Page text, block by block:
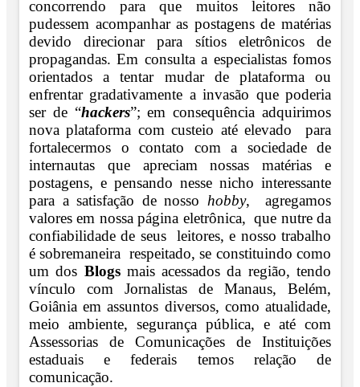
concorrendo para que muitos leitores não
pudessem acompanhar as postagens de matérias
devido direcionar para sítios eletrônicos de
propagandas. Em consulta a especialistas fomos
orientados a tentar mudar de plataforma ou
enfrentar gradativamente a invasão que poderia
ser de “hackers”; em consequência adquirimos
nova plataforma com custeio até elevado para
fortalecermos o contato com a sociedade de
internautas que apreciam nossas matérias e
postagens, e pensando nesse nicho interessante
para a satisfação de nosso hobby, agregamos
valores em nossa página eletrônica, que nutre da
confiabilidade de seus leitores, e nosso trabalho
é sobremaneira respeitado, se constituindo como
um dos Blogsmais acessados da região, tendo
vínculo com Jornalistas de Manaus, Belém,
Goiânia em assuntos diversos, como atualidade,
meio ambiente, segurança pública, e até com
Assessorias de Comunicações de Instituições
estaduais e federais temos relação de
comunicação.